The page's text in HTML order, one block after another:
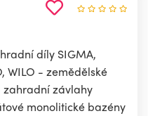
díly SIGMA,
WILO - zemědělské
zahradní závlahy
monolitické bazény